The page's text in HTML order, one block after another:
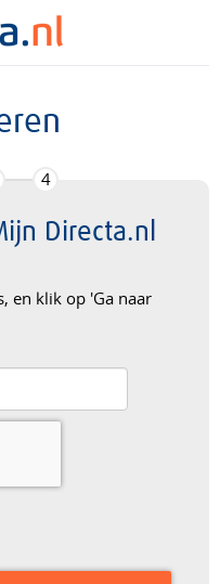
4
Directa.nl
en klik op 'Ga naar